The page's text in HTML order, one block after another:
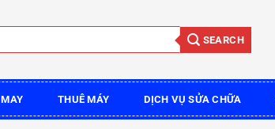
SEARCH
THUÊ MÁY DỊCH VỤ SỬA CHỮA